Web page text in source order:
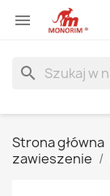

search
Strona główna
zawieszenie